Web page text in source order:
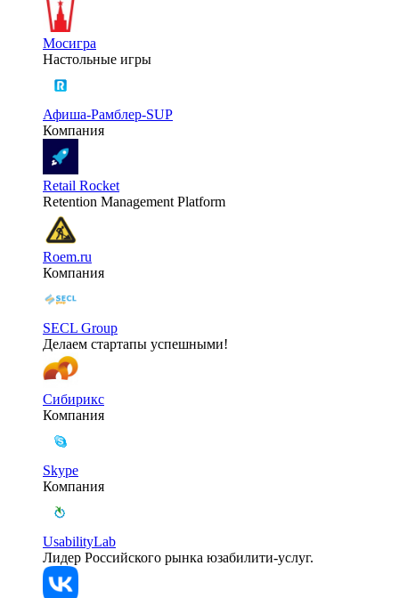
Мосигра
Настольные игры
Афиша-Рамблер-SUP
Компания
Retail Rocket
Retention Management Platform
Roem.ru
Компания
SECL Group
Делаем стартапы успешными!
Сибирикс
Компания
Skype
Компания
UsabilityLab
Лидер Российского рынка юзабилити-услуг.